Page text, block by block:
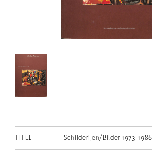
スカラシップ受賞者
TITLE Schilderijen/Bilder 1973-1986